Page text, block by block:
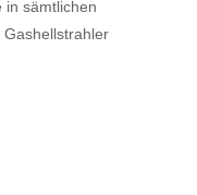
in sämtlichen